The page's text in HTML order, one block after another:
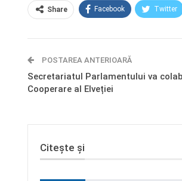
Share Facebook Twitter
POSTAREA ANTERIOARĂ
Secretariatul Parlamentului va
Cooperare al Elveției
Citește și